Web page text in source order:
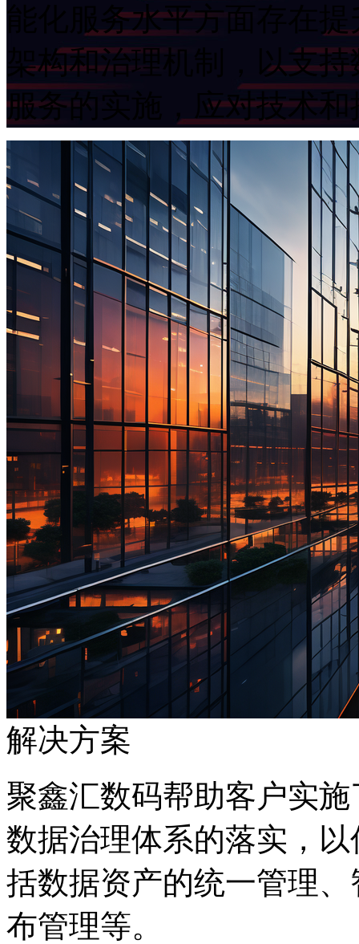
能化服务水平方面存在提
架构和治理机制，以
服务的实施，应对技术
解决方案
聚鑫汇数码帮助客户实
数据治理体系的落实
括数据资产的统一管理、
布管理等。